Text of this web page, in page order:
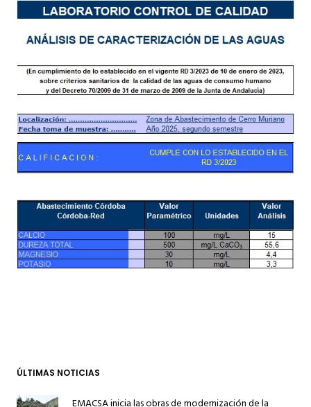
ÚLTIMAS NOTICIAS
EMACSA inicia las obras de modernización de la